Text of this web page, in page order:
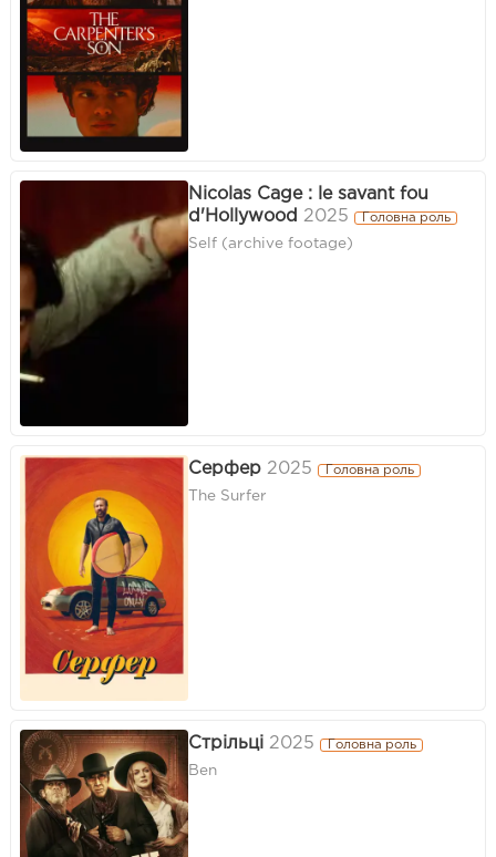
Nicolas Cage : le savant fou
d'Hollywood 2025 Головна роль
Self (archive footage)
Серфер 2025 Головна роль
The Surfer
Стрільці 2025 Головна роль
Ben